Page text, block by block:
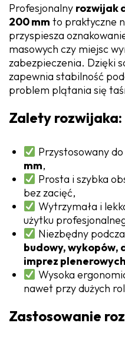
Profesjonalny rozwijak
200 mm to praktyczne
przyspiesza
masowych czy miejsc
zabezpieczenia. Dzięki
zapewnia stabilność
problem plątania się
Zalety rozwijaka:
Przystosowany
mm,
Prosta i szybka
bez zacięć,
Wytrzymała i
użytku
Niezbędny
budowy, wykopów,
imprez plenerowych
Wysoka
nawet przy dużych
Zastosowanie